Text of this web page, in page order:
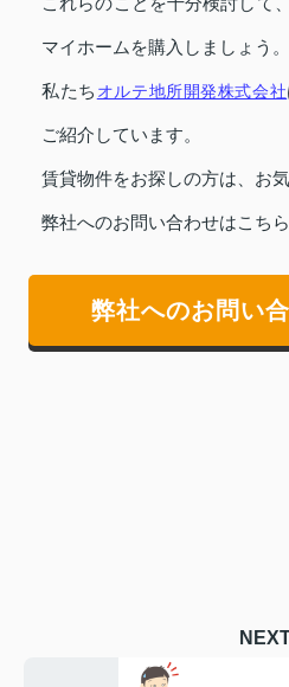
マイホームを購入しましょう。
私たち オルテ地所開発株式会社
ご紹介しています。
賃貸物件をお探しの方は、お
弊社へのお問い合わせはこち
弊社へのお問い